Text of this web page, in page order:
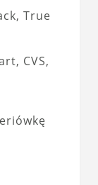
True
CVS,